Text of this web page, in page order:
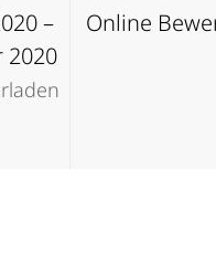
–
2020
Online